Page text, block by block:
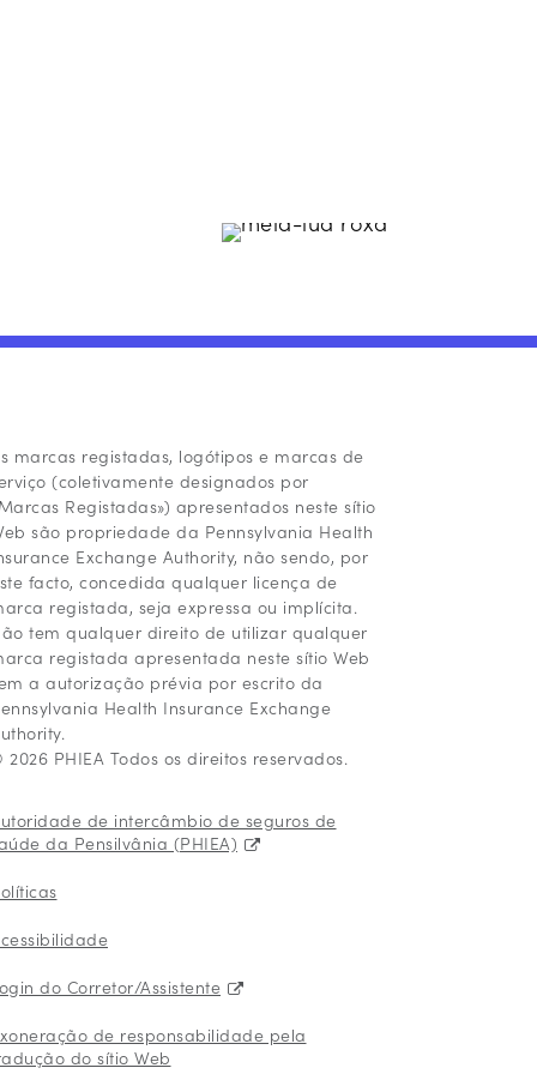
marcas registadas, logótipos e marcas de
(coletivamente designados por
Registadas») apresentados neste sítio
são propriedade da Pennsylvania Health
Exchange Authority, não sendo, por
facto, concedida qualquer licença de
registada, seja expressa ou implícita.
tem qualquer direito de utilizar qualquer
registada apresentada neste sítio Web
a autorização prévia por escrito da
Health Insurance Exchange
2026 PHIEA Todos os direitos reservados.
de intercâmbio de seguros de
da Pensilvânia (PHIEA)
do Corretor/Assistente
de responsabilidade pela
do sítio Web